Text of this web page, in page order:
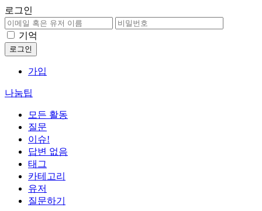
로그인
기억
가입
나눔팁
모든 활동
질문
이슈!
답변 없음
태그
카테고리
유저
질문하기